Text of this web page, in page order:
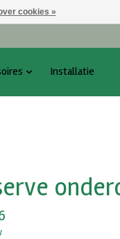
Installatie
cookies »